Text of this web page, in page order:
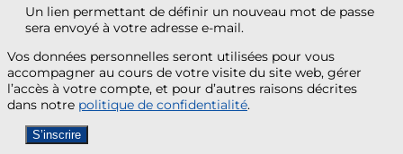
Un lien permettant de définir un nouveau mot de passe
sera envoyé à votre adresse e-mail.
Vos données personnelles seront utilisées pour vous
accompagner au cours de votre visite du site web, gérer
l’accès à votre compte, et pour d’autres raisons décrites
dans notre politique de confidentialité.
S’inscrire